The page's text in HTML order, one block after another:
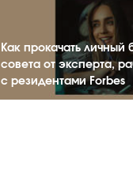
Как прокачать личный
совета от эксперта,
с резидентами Forbes